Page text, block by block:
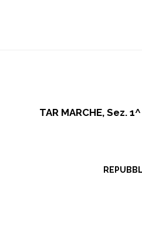
TAR MARCHE, Sez.